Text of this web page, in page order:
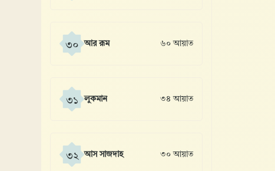
৩০ আর রূম ৬০ আয়াত
৩১ লুকমান ৩৪ আয়াত
৩২ আস সাজদাহ ৩০ আয়াত